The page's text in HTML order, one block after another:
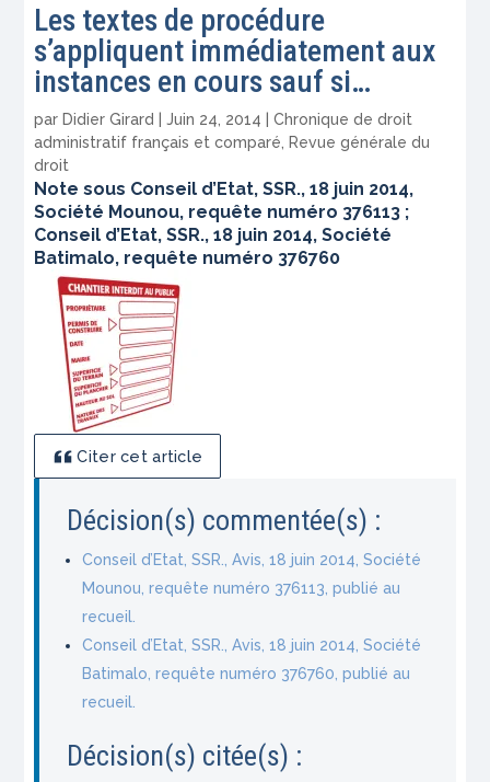
Les textes de procédure
s’appliquent immédiatement aux
instances en cours sauf si…
par Didier Girard |Juin 24, 2014 |Chronique de droit
administratif français et comparé
Revue générale du
droit
Note sous Conseil d’Etat, SSR., 18 juin 2014,
Société Mounou, requête numéro 376113 ;
Conseil d’Etat, SSR., 18 juin 2014, Société
Batimalo, requête numéro 376760
Citer cet article
Décision(s) commentée(s) :
Conseil d’Etat, SSR., Avis, 18 juin 2014, Société
Mounou, requête numéro 376113, publié au
recueil.
Conseil d’Etat, SSR., Avis, 18 juin 2014, Société
Batimalo, requête numéro 376760, publié au
recueil.
Décision(s) citée(s) :